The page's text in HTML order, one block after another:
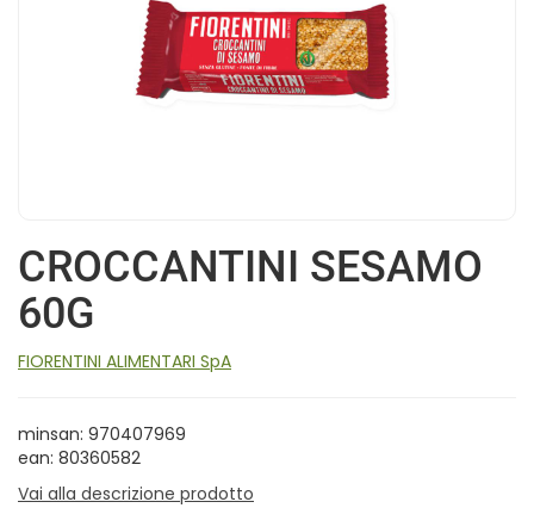
CROCCANTINI SESAMO
60G
FIORENTINI ALIMENTARI SpA
minsan: 970407969
ean: 80360582
Vai alla descrizione prodotto